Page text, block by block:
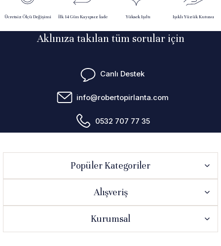
Ücretsiz Ölçü Değişimi İlk 14 Gün Kayıpsız İade Yüksek Işıltı Işıklı Yüzük Kutusu
Aklınıza takılan tüm sorular için
Canlı Destek
info@robertopirlanta.com
0532 707 77 35
Popüler Kategoriler
Alışveriş
Kurumsal